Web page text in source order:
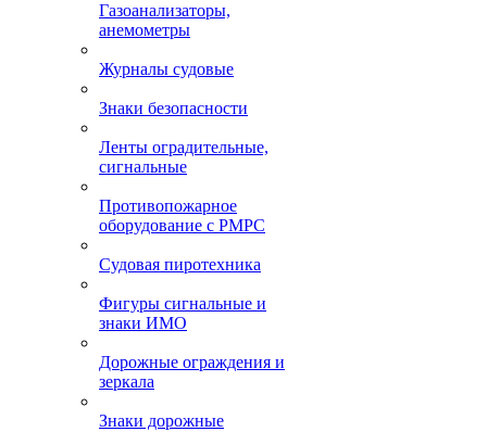
Газоанализаторы,
анемометры
Журналы судовые
Знаки безопасности
Ленты оградительные,
сигнальные
Противопожарное
оборудование с РМРС
Судовая пиротехника
Фигуры сигнальные и
знаки ИМО
Дорожные ограждения и
зеркала
Знаки дорожные